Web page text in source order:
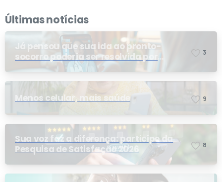
Últimas notícias
Já pensou que sua ida ao pronto-
socorro poderia ser resolvida por
telemedicina?
3
Menos celular, mais saúde 9
Sua voz faz a diferença: participe da
Pesquisa de Satisfação 2026
8